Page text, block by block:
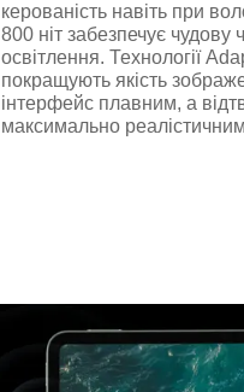
керованість навіть при
800 ніт забезпечує чудову
освітлення. Технології
покращують якість
інтерфейс плавним, а
максимально